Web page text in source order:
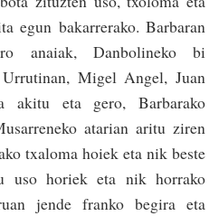
egun bakarrerako. Barbaran
anaiak, Danbolineko bi
Migel Angel, Juan
akitu eta gero, Barbarako
atarian aritu ziren
txaloma hoiek eta nik beste
uso horiek eta nik horrako
jende franko begira eta